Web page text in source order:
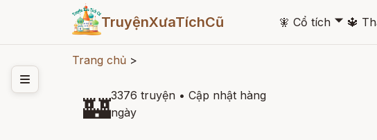
TruyệnXưaTíchCũ 🧚 Cổ tích 🞃 🔱
Trang chủ >
🏰3376 truyện • Cập nhật hàng
ngày